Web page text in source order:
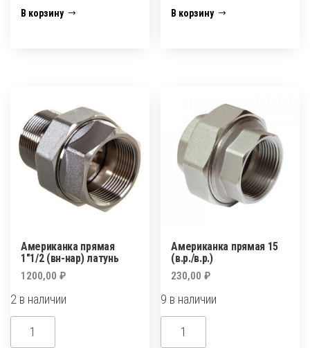
Американка
В корзину
Американка
В корзину
Американка прямая
1″1/2 (вн-нар) латунь
1200,00 ₽
2 в наличии
Количество
товара
Американка прямая 15
(в.р./в.р.)
230,00₽
9 в наличии
Количество
товара